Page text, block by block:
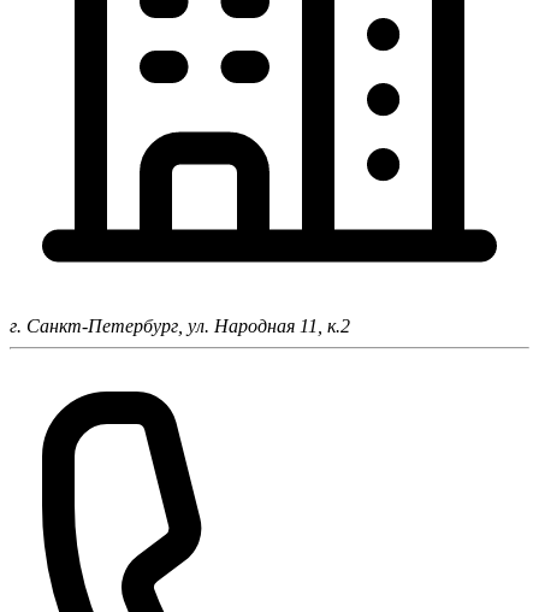
г. Санкт-Петербург, ул. Народная 11, к.2